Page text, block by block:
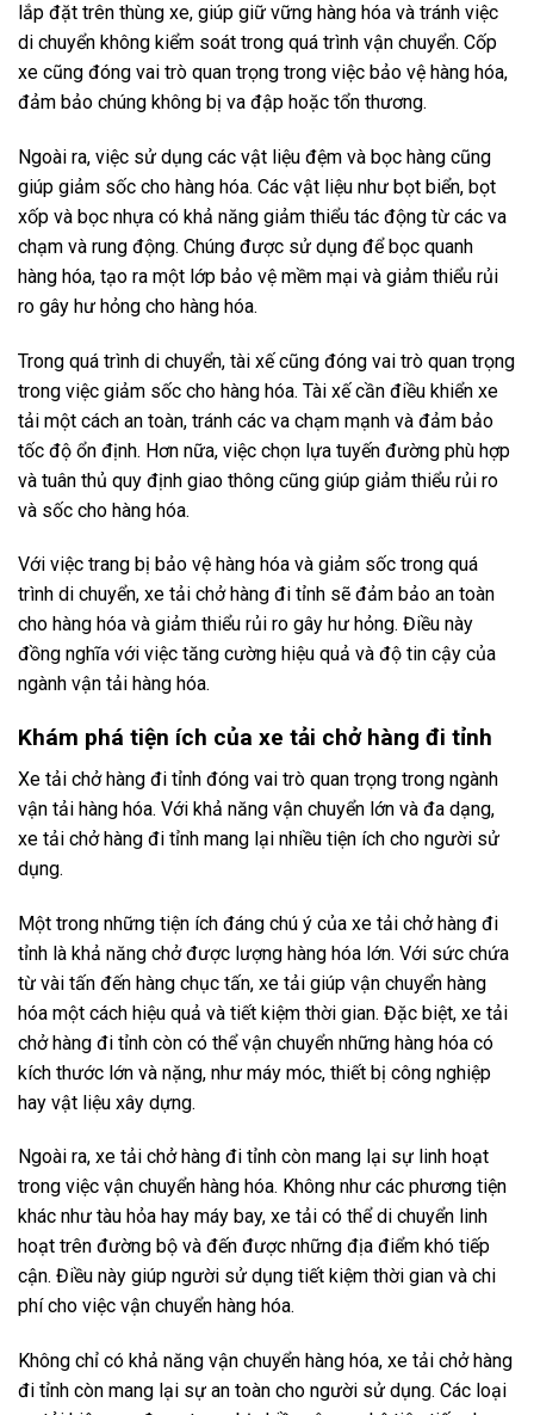
lắp đặt trên thùng xe, giúp giữ vững hàng hóa và tránh việc
di chuyển không kiểm soát trong quá trình vận chuyển. Cốp
xe cũng đóng vai trò quan trọng trong việc bảo vệ hàng hóa,
đảm bảo chúng không bị va đập hoặc tổn thương.
Ngoài ra, việc sử dụng các vật liệu đệm và bọc hàng cũng
giúp giảm sốc cho hàng hóa. Các vật liệu như bọt biển, bọt
xốp và bọc nhựa có khả năng giảm thiểu tác động từ các va
chạm và rung động. Chúng được sử dụng để bọc quanh
hàng hóa, tạo ra một lớp bảo vệ mềm mại và giảm thiểu rủi
ro gây hư hỏng cho hàng hóa.
Trong quá trình di chuyển, tài xế cũng đóng vai trò quan trọng
trong việc giảm sốc cho hàng hóa. Tài xế cần điều khiển xe
tải một cách an toàn, tránh các va chạm mạnh và đảm bảo
tốc độ ổn định. Hơn nữa, việc chọn lựa tuyến đường phù hợp
và tuân thủ quy định giao thông cũng giúp giảm thiểu rủi ro
và sốc cho hàng hóa.
Với việc trang bị bảo vệ hàng hóa và giảm sốc trong quá
trình di chuyển, xe tải chở hàng đi tỉnh sẽ đảm bảo an toàn
cho hàng hóa và giảm thiểu rủi ro gây hư hỏng. Điều này
đồng nghĩa với việc tăng cường hiệu quả và độ tin cậy của
ngành vận tải hàng hóa.
Khám phá tiện ích của xe tải chở hàng đi tỉnh
Xe tải chở hàng đi tỉnh đóng vai trò quan trọng trong ngành
vận tải hàng hóa. Với khả năng vận chuyển lớn và đa dạng,
xe tải chở hàng đi tỉnh mang lại nhiều tiện ích cho người sử
dụng.
Một trong những tiện ích đáng chú ý của xe tải chở hàng đi
tỉnh là khả năng chở được lượng hàng hóa lớn. Với sức chứa
từ vài tấn đến hàng chục tấn, xe tải giúp vận chuyển hàng
hóa một cách hiệu quả và tiết kiệm thời gian. Đặc biệt, xe tải
chở hàng đi tỉnh còn có thể vận chuyển những hàng hóa có
kích thước lớn và nặng, như máy móc, thiết bị công nghiệp
hay vật liệu xây dựng.
Ngoài ra, xe tải chở hàng đi tỉnh còn mang lại sự linh hoạt
trong việc vận chuyển hàng hóa. Không như các phương tiện
khác như tàu hỏa hay máy bay, xe tải có thể di chuyển linh
hoạt trên đường bộ và đến được những địa điểm khó tiếp
cận. Điều này giúp người sử dụng tiết kiệm thời gian và chi
phí cho việc vận chuyển hàng hóa.
Không chỉ có khả năng vận chuyển hàng hóa, xe tải chở hàng
đi tỉnh còn mang lại sự an toàn cho người sử dụng. Các loại